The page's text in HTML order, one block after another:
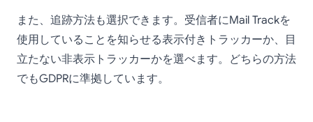
また、追跡方法も選択できます。受信者にMail Trackを
使用していることを知らせる表示付きトラッカーか、目
立たない非表示トラッカーかを選べます。どちらの方法
でもGDPRに準拠しています。